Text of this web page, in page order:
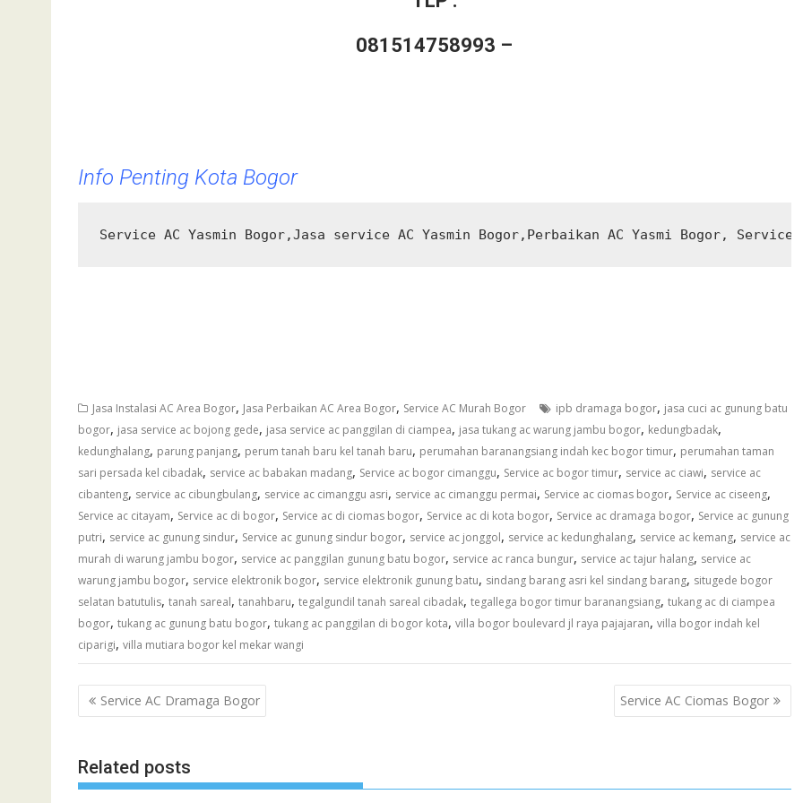
081514758993 –
Info Penting Kota Bogor
Service AC Yasmin Bogor,Jasa service AC Yasmin Bogor,Perbaikan AC Yasmi Bogor,
Jasa Instalasi AC Area Bogor, Jasa Perbaikan AC Area Bogor, Service AC Murah Bogor ipb dramaga bogor, jasa cuci ac gunung batu
bogor, jasa service ac bojong gede, jasa service ac panggilan di ciampea, jasa tukang ac warung jambu bogor, kedungbadak,
kedunghalang, parung panjang, perum tanah baru kel tanah baru, perumahan baranangsiang indah kec bogor timur, perumahan taman
sari persada kel cibadak, service ac babakan madang, Service ac bogor cimanggu, Service ac bogor timur, service ac ciawi, service ac
cibanteng, service ac cibungbulang, service ac cimanggu asri, service ac cimanggu permai, Service ac ciomas bogor, Service ac ciseeng,
Service ac citayam, Service ac di bogor, Service ac di ciomas bogor, Service ac di kota bogor, Service ac dramaga bogor, Service ac gunung
putri, service ac gunung sindur, Service ac gunung sindur bogor, service ac jonggol, service ac kedunghalang, service ac kemang, service ac
murah di warung jambu bogor, service ac panggilan gunung batu bogor, service ac ranca bungur, service ac tajur halang, service ac
warung jambu bogor, service elektronik bogor, service elektronik gunung batu, sindang barang asri kel sindang barang, situgede bogor
selatan batutulis, tanah sareal, tanahbaru, tegalgundil tanah sareal cibadak, tegallega bogor timur baranangsiang, tukang ac di ciampea
bogor, tukang ac gunung batu bogor, tukang ac panggilan di bogor kota, villa bogor boulevard jl raya pajajaran, villa bogor indah kel
ciparigi, villa mutiara bogor kel mekar wangi
Post
navigation
Service AC Dramaga Bogor Service AC Ciomas Bogor
Related posts